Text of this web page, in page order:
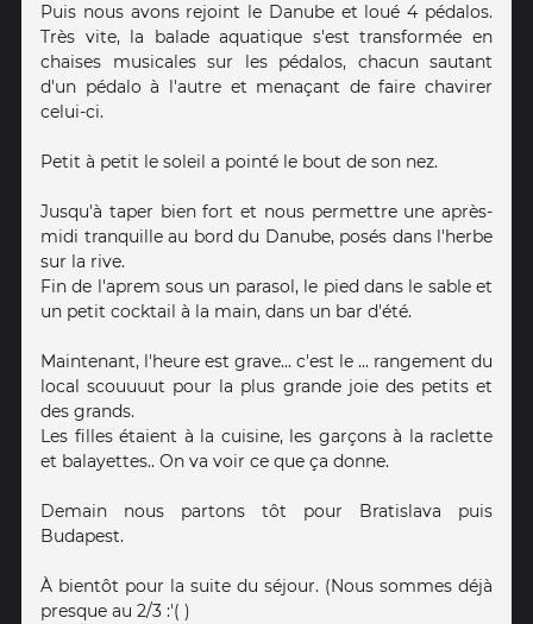
Puis nous avons rejoint le Danube et loué 4 pédalos.
Très vite, la balade aquatique s'est transformée en
chaises musicales sur les pédalos, chacun sautant
d'un pédalo à l'autre et menaçant de faire chavirer
celui-ci.
Petit à petit le soleil a pointé le bout de son nez.
Jusqu'à taper bien fort et nous permettre une après-
midi tranquille au bord du Danube, posés dans l'herbe
sur la rive.
Fin de l'aprem sous un parasol, le pied dans le sable et
un petit cocktail à la main, dans un bar d'été.
Maintenant, l'heure est grave... c'est le ... rangement du
local scouuuut pour la plus grande joie des petits et
des grands.
Les filles étaient à la cuisine, les garçons à la raclette
et balayettes.. On va voir ce que ça donne.
Demain nous partons tôt pour Bratislava puis
Budapest.
À bientôt pour la suite du séjour. (Nous sommes déjà
presque au 2/3 :'( )